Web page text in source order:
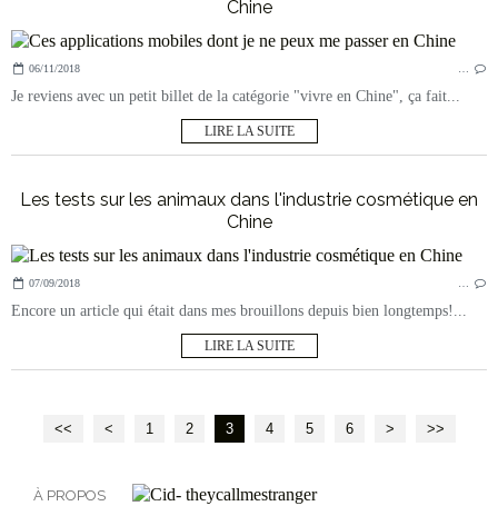
Chine
06/11/2018 …
Je reviens avec un petit billet de la catégorie "vivre en Chine", ça fait...
LIRE LA SUITE
Les tests sur les animaux dans l'industrie cosmétique en
Chine
07/09/2018 …
Encore un article qui était dans mes brouillons depuis bien longtemps!...
LIRE LA SUITE
<< < 1 2 3 4 5 6 > >>
À PROPOS